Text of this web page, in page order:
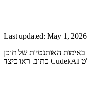
Last updated: May 1, 2026
באימות האותנטיות של תוכן